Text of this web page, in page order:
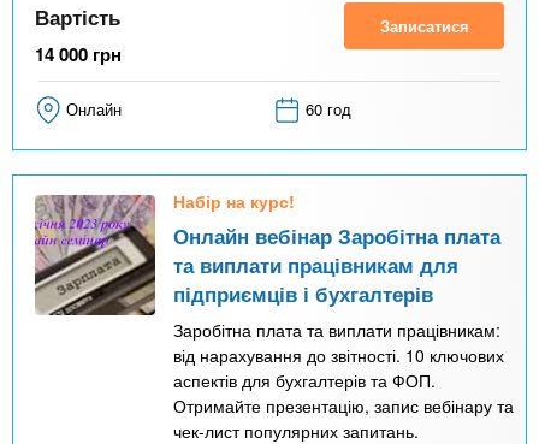
Вартість
14 000 грн
Записатися
Онлайн 60 год
Набір на курс!
Онлайн вебінар Заробітна плата
та виплати працівникам для
підприємців і бухгалтерів
Заробітна плата та виплати працівникам:
від нарахування до звітності. 10 ключових
аспектів для бухгалтерів та ФОП.
Отримайте презентацію, запис вебінару та
чек-лист популярних запитань.